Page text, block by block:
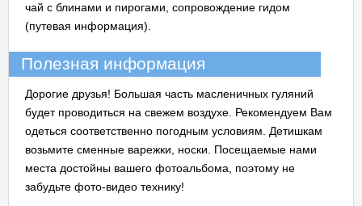
чай с блинами и пирогами, сопровождение гидом
(путевая информация).
Полезная информация
Дорогие друзья! Большая часть масленичных гуляний
будет проводиться на свежем воздухе. Рекомендуем Вам
одеться соответственно погодным условиям. Детишкам
возьмите сменные варежки, носки. Посещаемые нами
места достойны вашего фотоальбома, поэтому не
забудьте фото-видео технику!